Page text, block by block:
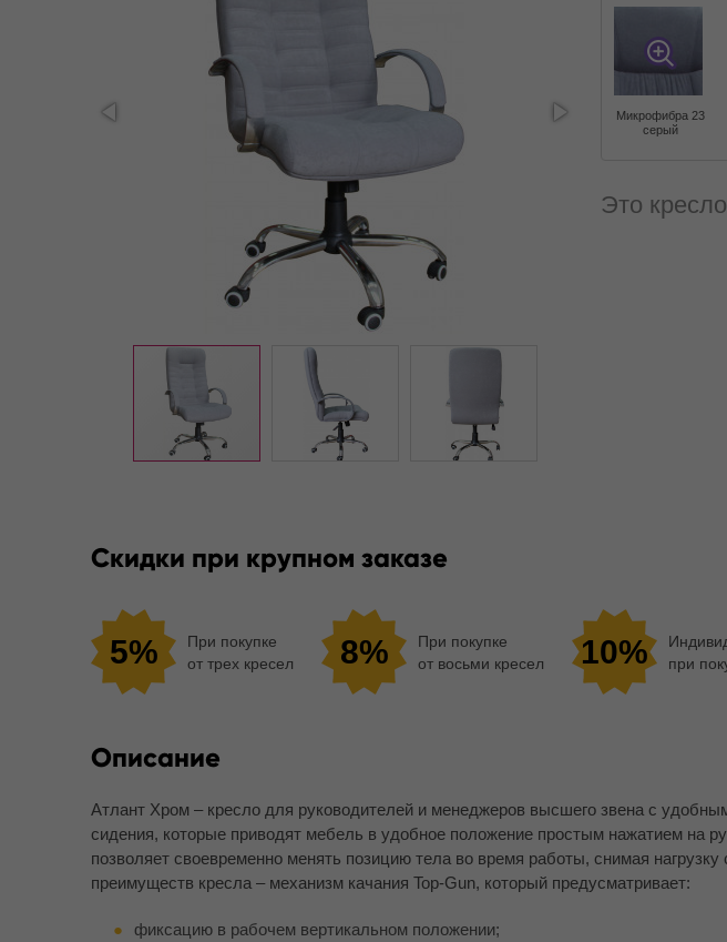
Микрофибра 23
серый
Это
Скидки при крупном заказе
5%
При покупке
от трех кресел
8%
При покупке
от восьми кресел
10%
при
Описание
Атлант Хром – кресло для руководителей и менеджеров высшего звена с
сидения, которые приводят мебель в удобное положение простым нажатием на
позволяет своевременно менять позицию тела во время работы, снимая
преимуществ кресла – механизм качания Top-Gun, который предусматривает:
фиксацию в рабочем вертикальном положении;